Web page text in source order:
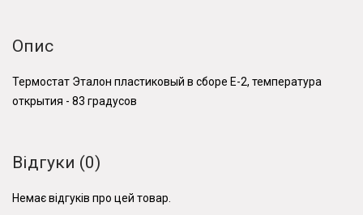
Опис
Термостат Эталон пластиковый в сборе Е-2, температура
открытия - 83 градусов
Відгуки (0)
Немає відгуків про цей товар.